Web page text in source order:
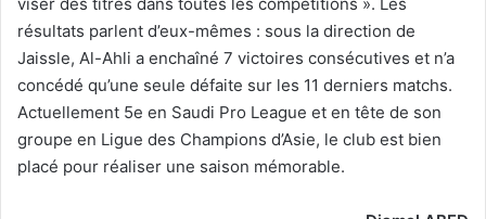
résultats parlent d’eux-mêmes : sous la direction de
Jaissle, Al-Ahli a enchaîné 7 victoires consécutives et n’a
concédé qu’une seule défaite sur les 11 derniers matchs.
Actuellement 5e en Saudi Pro League et en tête de son
groupe en Ligue des Champions d’Asie, le club est bien
placé pour réaliser une saison mémorable.